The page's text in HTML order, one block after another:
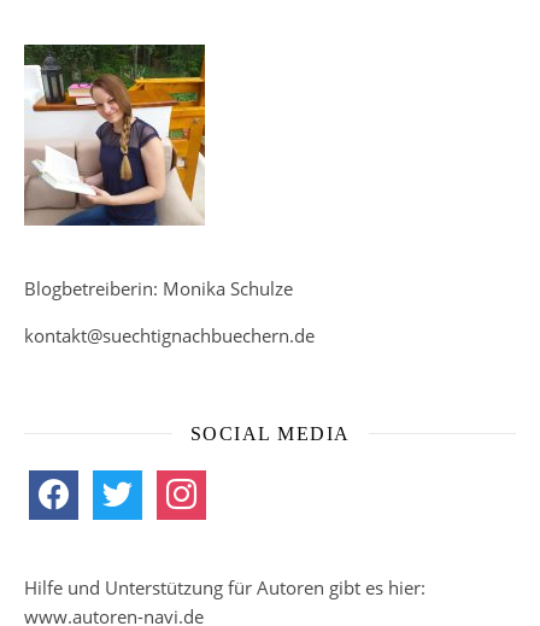
Blogbetreiberin: Monika Schulze
kontakt@suechtignachbuechern.de
SOCIAL MEDIA
facebook twitter instagram
Hilfe und Unterstützung für Autoren gibt es hier:
www.autoren-navi.de